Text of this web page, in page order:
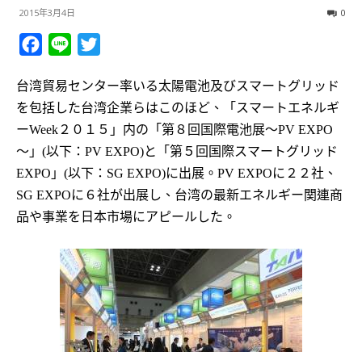
2015年3月4日 0
Facebook
Line
台湾貿易センター率いる太陽電池及びスマートグリッド
を包括した台湾企業らはこのほど、「スマートエネルギ
ーWeek２０１５」内の「第８回国際電池展～PV EXPO
～」 (以下： PV EXPO)と「第５回国際スマートグリッド
EXPO 」 (以下： SG EXPO)に出展。 PV EXPOに２２社、
SG EXPOに６社が出展し、台湾の最新エネルギー関連商
品や事業を日本市場にアピールした。